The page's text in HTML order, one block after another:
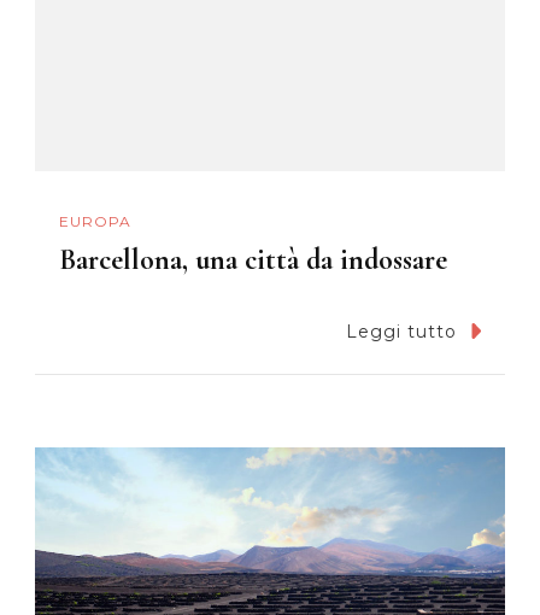
EUROPA
Barcellona, una città da indossare
Leggi tutto